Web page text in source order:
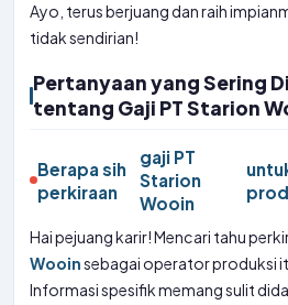
Ayo, terus berjuang dan raih
tidak sendirian!
Pertanyaan yang Sering
tentang Gaji PT Starion
Berapa sih
perkiraan
gaji PT
Starion
Wooin
Hai pejuang karir! Mencari tahu
Wooinsebagai operator produksi
Informasi spesifik memang sulit